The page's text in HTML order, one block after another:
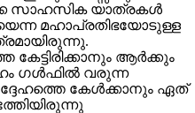
സാഹസിക യാത്രകള്‍
മഹാപ്രതിഭയോടുള്ള
ആര്‍ക്കും
ഗള്‍ഫില്‍ വരുന്ന
കേള്‍ക്കാനും ഏത്